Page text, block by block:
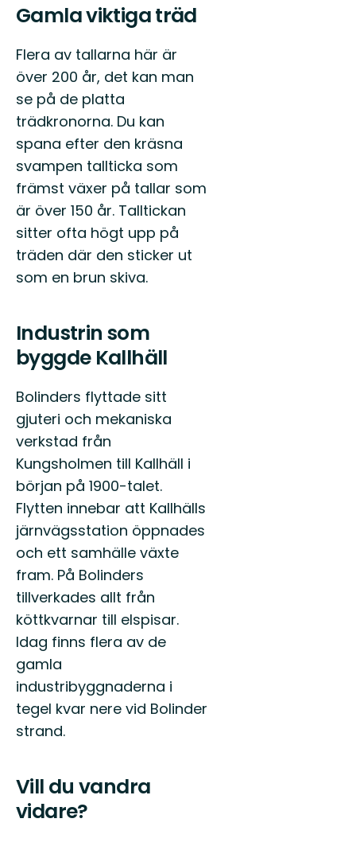
Gamla viktiga träd
Flera av tallarna här är
över 200 år, det kan man
se på de platta
trädkronorna. Du kan
spana efter den kräsna
svampen tallticka som
främst växer på tallar som
är över 150 år. Talltickan
sitter ofta högt upp på
träden där den sticker ut
som en brun skiva.
Industrin som
byggde Kallhäll
Bolinders flyttade sitt
gjuteri och mekaniska
verkstad från
Kungsholmen till Kallhäll i
början på 1900-talet.
Flytten innebar att Kallhälls
järnvägsstation öppnades
och ett samhälle växte
fram. På Bolinders
tillverkades allt från
köttkvarnar till elspisar.
Idag finns flera av de
gamla
industribyggnaderna i
tegel kvar nere vid Bolinder
strand.
Vill du vandra
vidare?